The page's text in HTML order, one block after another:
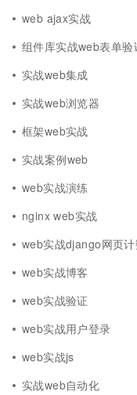
web ajax实战
组件库实战web表单验
实战web集成
实战web浏览器
框架web实战
实战案例web
web实战演练
nginx web实战
web实战django网页计
web实战博客
web实战验证
web实战用户登录
web实战js
实战web自动化